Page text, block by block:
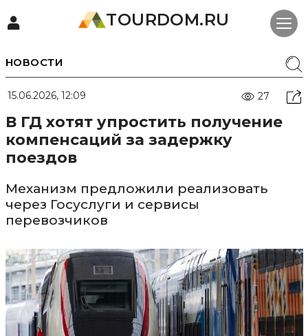
TOURDOM.RU
НОВОСТИ
15.06.2026, 12:09 27
В ГД хотят упростить получение
компенсаций за задержку
поездов
Механизм предложили реализовать
через Госуслуги и сервисы
перевозчиков